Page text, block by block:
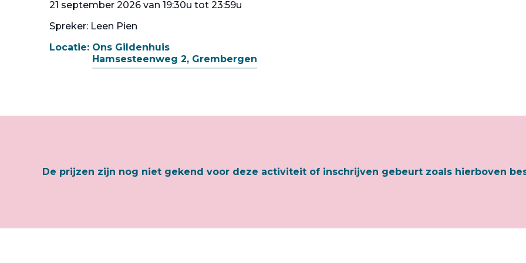
21 september 2026 van 19:30u tot 23:59u
Spreker: Leen Pien
Locatie: Ons Gildenhuis
Hamsesteenweg 2, Grembergen
De prijzen zijn nog niet gekend voor deze activiteit of inschrijven gebeurt zoals hierboven